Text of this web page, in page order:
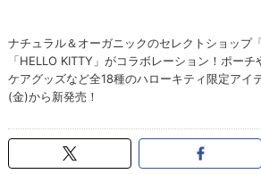
ナチュラル＆オーガニックのセレクトショップ
「HELLO KITTY」がコラボレーション！ポー
ケアグッズなど全18種のハローキティ限定アイ
(金)から新発売！